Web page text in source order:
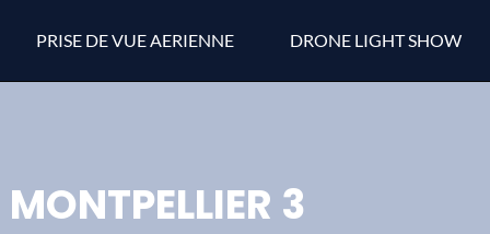
PRISE DE VUE AERIENNE DRONE LIGHT SHOW
MONTPELLIER 3